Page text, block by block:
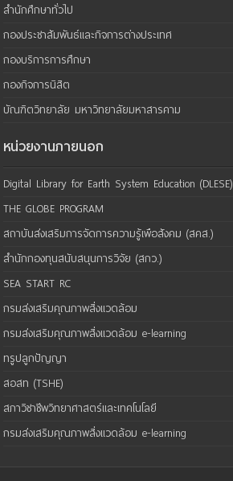
สำนักศึกษาทั่วไป
กองประชาสัมพันธ์และกิจการต่างประเทศ
กองบริการการศึกษา
กองกิจการนิสิต
บัณฑิตวิทยาลัย มหาวิทยาลัยมหาสารคาม
หน่วยงานภายนอก
Digital Library for Earth System Education (DLESE)
THE GLOBE PROGRAM
สถาบันส่งเสริมการจัดการความรู้เพือสังคม (สคส.)
สำนักกองทุนสนับสนุนการวิจัย (สกว.)
SEA START RC
กรมส่งเสริมคุณภาพสิ่งแวดล้อม
กรมส่งเสริมคุณภาพสิ่งแวดล้อม e-learning
ทรูปลูกปัญญา
สอสท (TSHE)
สภาวิชาชีพวิทยาศาสตร์และเทคโนโลยี
กรมส่งเสริมคุณภาพสิ่งแวดล้อม e-learning